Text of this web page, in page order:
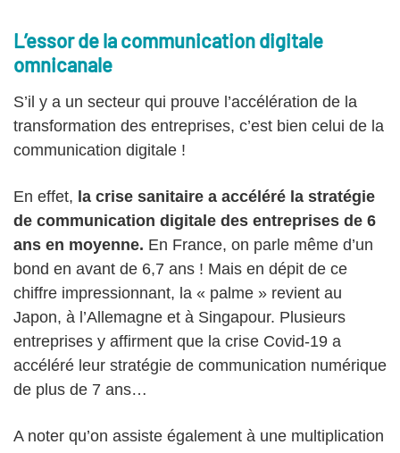
L’essor de la communication digitale
omnicanale
S’il y a un secteur qui prouve l’accélération de la
transformation des entreprises, c’est bien celui de la
communication digitale !
En effet, la crise sanitaire a accéléré la stratégie
de communication digitale des entreprises de 6
ans en moyenne. En France, on parle même d’un
bond en avant de 6,7 ans ! Mais en dépit de ce
chiffre impressionnant, la « palme » revient au
Japon, à l’Allemagne et à Singapour. Plusieurs
entreprises y affirment que la crise Covid-19 a
accéléré leur stratégie de communication numérique
de plus de 7 ans…
A noter qu’on assiste également à une multiplication